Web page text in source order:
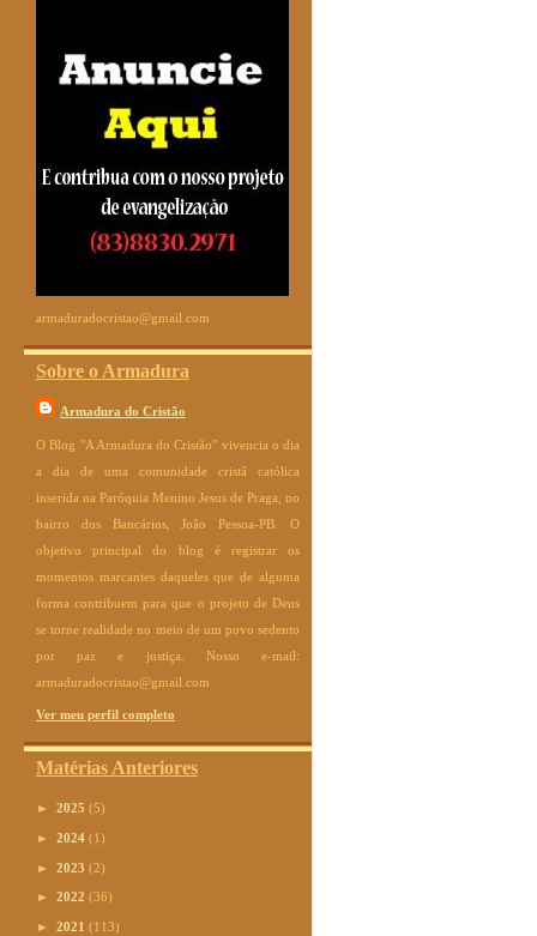
armaduradocristao@gmail.com
Sobre o Armadura
Armadura do Cristão
O Blog "A Armadura do Cristão" vivencia o dia
a dia de uma comunidade cristã católica
inserida na Paróquia Menino Jesus de Praga, no
bairro dos Bancários, João Pessoa-PB. O
objetivo principal do blog é registrar os
momentos marcantes daqueles que de alguma
forma contribuem para que o projeto de Deus
se torne realidade no meio de um povo sedento
por paz e justiça. Nosso e-mail:
armaduradocristao@gmail.com
Ver meu perfil completo
Matérias Anteriores
► 2025 (5)
► 2024 (1)
► 2023 (2)
► 2022 (36)
► 2021 (113)